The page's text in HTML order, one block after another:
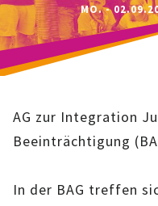
MO. -
AG zur Integration
Beeinträchtigung
In der BAG treffen